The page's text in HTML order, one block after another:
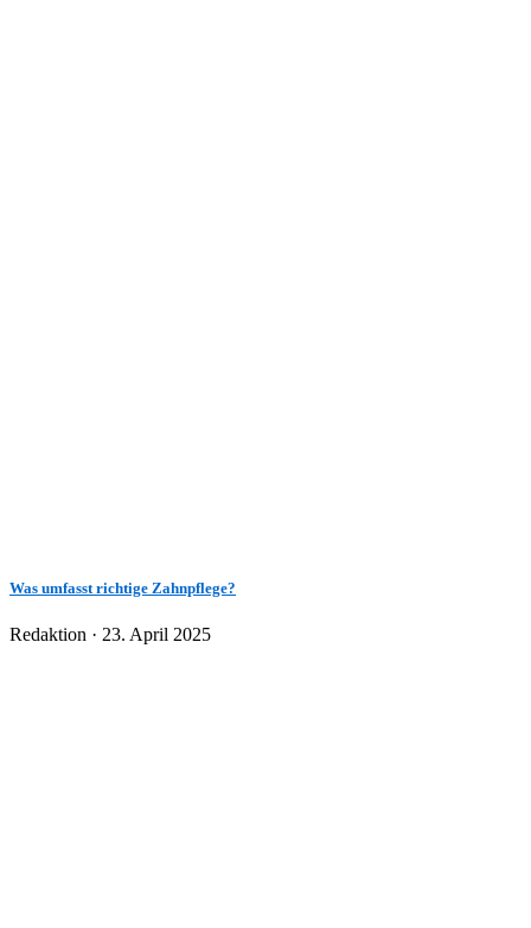
Was umfasst richtige Zahnpflege?
Redaktion · Veröffentlicht
23. April 2025